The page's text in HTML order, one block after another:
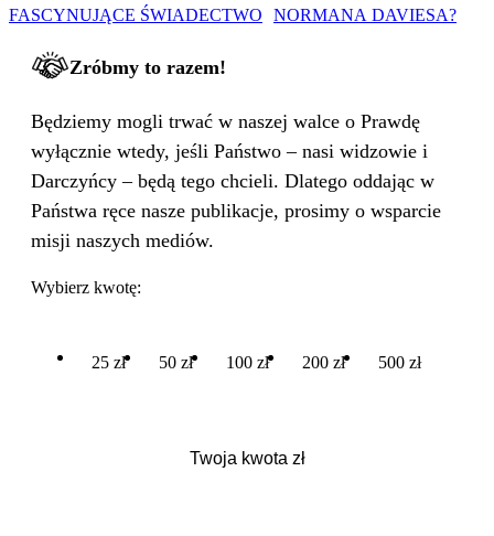
FASCYNUJĄCE ŚWIADECTWO
NORMANA DAVIESA?
Zróbmy to razem!
Będziemy mogli trwać w naszej walce o Prawdę
wyłącznie wtedy, jeśli Państwo – nasi widzowie i
Darczyńcy – będą tego chcieli. Dlatego oddając w
Państwa ręce nasze publikacje, prosimy o wsparcie
misji naszych mediów.
Wybierz kwotę:
25 zł 50 zł 100 zł 200 zł 500 zł